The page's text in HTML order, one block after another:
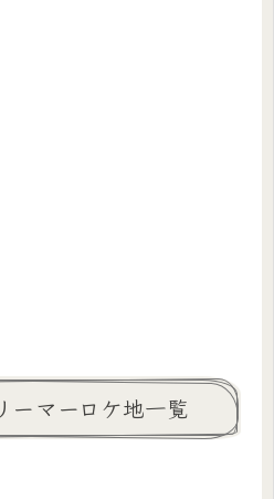
ーマーロケ地一覧